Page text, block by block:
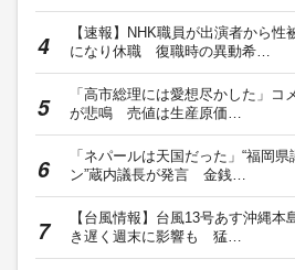
【速報】NHK職員が出演者から
になり休職 復職時の異動希…
「高市総理には愛想尽かした」コ
が悲鳴 売値は生産原価…
「ネパールは天国だった」“福岡県
ン”蔵内議長が発言 金銭…
【台風情報】台風13号あす沖縄
き遅く週末に影響も 猛…